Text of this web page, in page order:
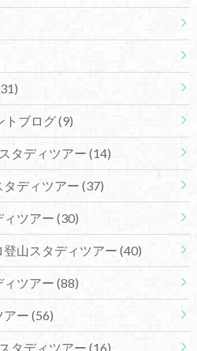
トブログ(9)
タディツアー (14)
ディツアー (37)
ツアー (30)
山スタディツアー (40)
ツアー (88)
アー (56)
タディツアー (16)